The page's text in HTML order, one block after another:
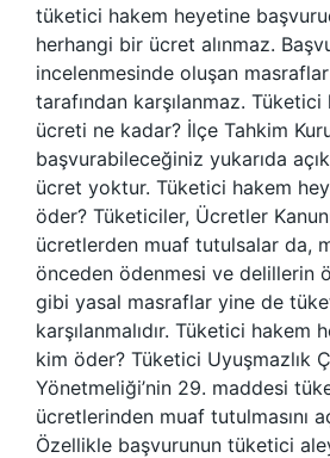
tüketici hakem heyetine
herhangi bir ücret alınmaz.
incelenmesinde oluşan
tarafından karşılanmaz.
ücreti ne kadar? İlçe Tahkim
başvurabileceğiniz yukarıda
ücret yoktur. Tüketici hakem
öder? Tüketiciler, Ücretler
ücretlerden muaf tutulsalar da,
önceden ödenmesi ve delillerin
gibi yasal masraflar yine de
karşılanmalıdır. Tüketici
kim öder? Tüketici Uyuşmazlık
Yönetmeliği’nin 29. maddesi
ücretlerinden muaf tutulmasını
Özellikle başvurunun tüketici